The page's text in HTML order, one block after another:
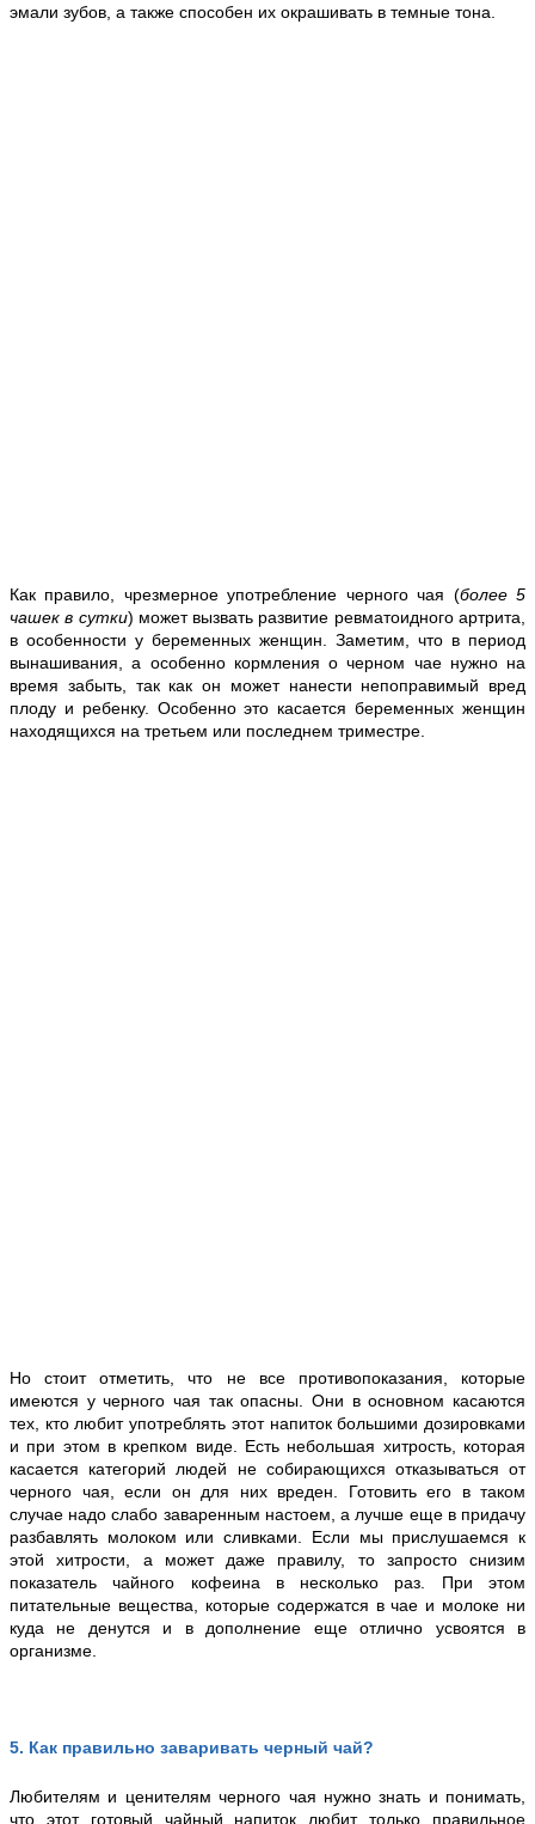
эмали зубов, а также способен их окрашивать в темные тона.
Как правило, чрезмерное употребление черного чая (более 5
чашек в сутки) может вызвать развитие ревматоидного артрита,
в особенности у беременных женщин. Заметим, что в период
вынашивания, а особенно кормления о черном чае нужно на
время забыть, так как он может нанести непоправимый вред
плоду и ребенку. Особенно это касается беременных женщин
находящихся на третьем или последнем триместре.
Но стоит отметить, что не все противопоказания, которые
имеются у черного чая так опасны. Они в основном касаются
тех, кто любит употреблять этот напиток большими дозировками
и при этом в крепком виде. Есть небольшая хитрость, которая
касается категорий людей не собирающихся отказываться от
черного чая, если он для них вреден. Готовить его в таком
случае надо слабо заваренным настоем, а лучше еще в придачу
разбавлять молоком или сливками. Если мы прислушаемся к
этой хитрости, а может даже правилу, то запросто снизим
показатель чайного кофеина в несколько раз. При этом
питательные вещества, которые содержатся в чае и молоке ни
куда не денутся и в дополнение еще отлично усвоятся в
организме.
5. Как правильно заваривать черный чай?
Любителям и ценителям черного чая нужно знать и понимать,
что этот готовый чайный напиток любит только правильное